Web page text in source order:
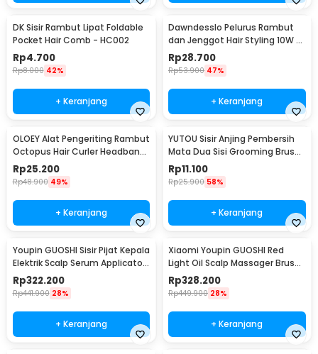
DK Sisir Rambut Lipat Foldable
Pocket Hair Comb - HC002
Rp4.700
Rp8.000 42%
+ Keranjang
Dawndesslo Pelurus Rambut
dan Jenggot Hair Styling 10W -
CM-702
Rp28.700
Rp53.900 47%
+ Keranjang
OLOEY Alat Pengeriting Rambut
Octopus Hair Curler Headband
- WB42
Rp25.200
Rp48.900 49%
+ Keranjang
YUTOU Sisir Anjing Pembersih
Mata Dua Sisi Grooming Brush
- BE0276
Rp11.100
Rp25.900 58%
+ Keranjang
Youpin GUOSHI Sisir Pijat Kepala
Elektrik Scalp Serum Applicator
Comb - KH-2213
Rp322.200
Rp441.900 28%
+ Keranjang
Xiaomi Youpin GUOSHI Red
Light Oil Scalp Massager Brush
Rechargeable - KH-2213
Rp328.200
Rp449.900 28%
+ Keranjang